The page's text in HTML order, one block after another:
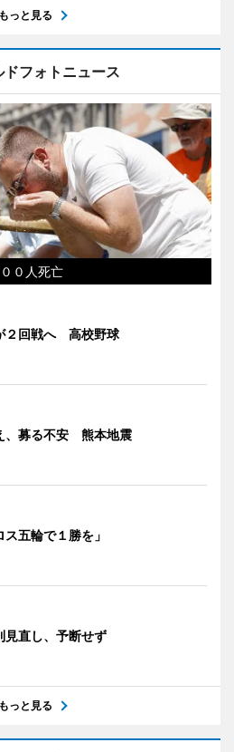
もっと見る
ドフォトニュース
０人死亡
２回戦へ 高校野球
、募る不安 熊本地震
ス五輪で１勝を」
見直し、予断せず
もっと見る